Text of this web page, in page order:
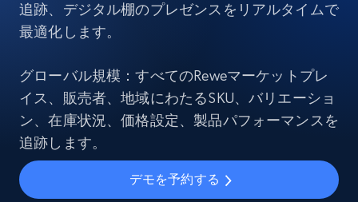
追跡、デジタル棚のプレゼンスをリアルタイムで
最適化します。
グローバル規模：すべてのReweマーケットプレ
イス、販売者、地域にわたるSKU、バリエーショ
ン、在庫状況、価格設定、製品パフォーマンスを
追跡します。
デモを予約する